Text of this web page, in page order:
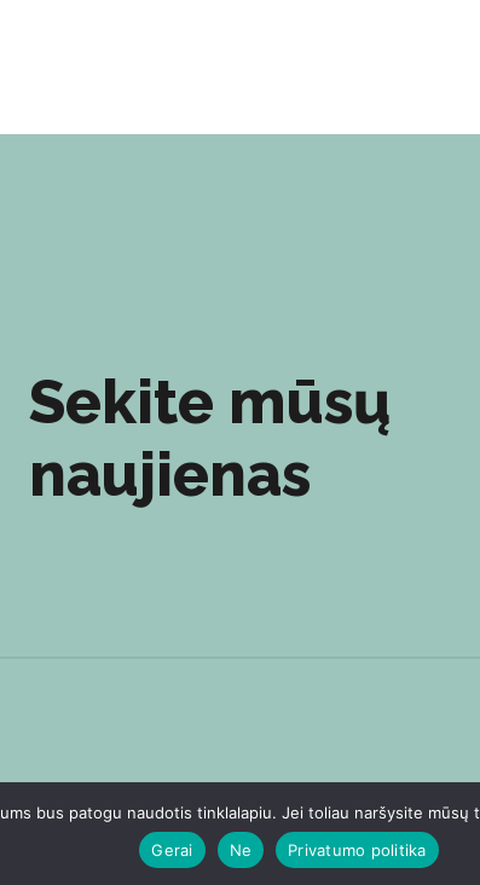
Sekite mūsų
naujienas
bus patogu naudotis tinklalapiu. Jei toliau naršysite
Gerai
Ne Privatumo politika